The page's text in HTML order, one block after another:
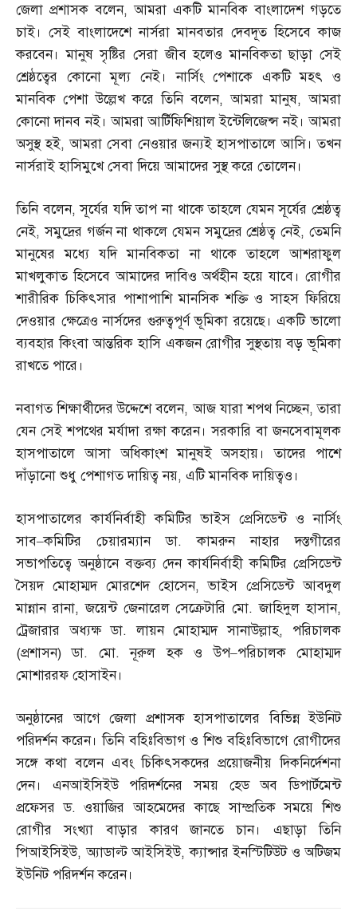
জেলা প্রশাসক বলেন,আমরা একটি মানবিক বাংলাদেশ গড়তে
চাই। সেই বাংলাদেশে নার্সরা মানবতার দেবদূত হিসেবে কাজ
করবেন। মানুষ সৃষ্টির সেরা জীব হলেও মানবিকতা ছাড়া সেই
শ্রেষ্ঠত্বের কোনো মূল্য নেই। নার্সিং পেশাকে একটি মহৎ ও
মানবিক পেশা উল্লেখ করে তিনি বলেন,আমরা মানুষ,আমরা
কোনো দানব নই। আমরা আর্টিফিশিয়াল ইন্টেলিজেন্স নই। আমরা
অসুস্থ হই,আমরা সেবা নেওয়ার জন্যই হাসপাতালে আসি। তখন
নার্সরাই হাসিমুখে সেবা দিয়ে আমাদের সুস্থ করে তোলেন।
তিনি বলেন,সূর্যের যদি তাপ না থাকে তাহলে যেমন সূর্যের শ্রেষ্ঠত্ব
নেই,সমুদ্রের গর্জন না থাকলে যেমন সমুদ্রের শ্রেষ্ঠত্ব নেই,তেমনি
মানুষের মধ্যে যদি মানবিকতা না থাকে তাহলে আশরাফুল
মাখলুকাত হিসেবে আমাদের দাবিও অর্থহীন হয়ে যাবে। রোগীর
শারীরিক চিকিৎসার পাশাপাশি মানসিক শক্তি ও সাহস ফিরিয়ে
দেওয়ার ক্ষেত্রেও নার্সদের গুরুত্বপূর্ণ ভূমিকা রয়েছে। একটি ভালো
ব্যবহার কিংবা আন্তরিক হাসি একজন রোগীর সুস্থতায় বড় ভূমিকা
রাখতে পারে।
নবাগত শিক্ষার্থীদের উদ্দেশে বলেন,আজ যারা শপথ নিচ্ছেন,তারা
যেন সেই শপথের মর্যাদা রক্ষা করেন। সরকারি বা জনসেবামূলক
হাসপাতালে আসা অধিকাংশ মানুষই অসহায়। তাদের পাশে
দাঁড়ানো শুধু পেশাগত দায়িত্ব নয়, এটি মানবিক দায়িত্বও।
হাসপাতালের কার্যনির্বাহী কমিটির ভাইস প্রেসিডেন্ট ও নার্সিং
সাব–কমিটির চেয়ারম্যান ডা.কামরুন নাহার দস্তগীরের
সভাপতিত্বে অনুষ্ঠানে বক্তব্য দেন কার্যনির্বাহী কমিটির প্রেসিডেন্ট
সৈয়দ মোহাম্মদ মোরশেদ হোসেন,ভাইস প্রেসিডেন্ট আবদুল
মান্নান রানা,জয়েন্ট জেনারেল সেক্রেটারি মো.জাহিদুল হাসান,
ট্রেজারার অধ্যক্ষ ডা.লায়ন মোহাম্মদ সানাউল্লাহ, পরিচালক
(প্রশাসন)ডা. মো.নূরুল হক ও উপ–পরিচালক মোহাম্মদ
মোশাররফ হোসাইন।
অনুষ্ঠানের আগে জেলা প্রশাসক হাসপাতালের বিভিন্ন ইউনিট
পরিদর্শন করেন। তিনি বহিঃবিভাগ ও শিশু বহিঃবিভাগে রোগীদের
সঙ্গে কথা বলেন এবং চিকিৎসকদের প্রয়োজনীয় দিকনির্দেশনা
দেন। এনআইসিইউ পরিদর্শনের সময় হেড অব ডিপার্টমেন্ট
প্রফেসর ড.ওয়াজির আহমেদের কাছে সাম্প্রতিক সময়ে শিশু
রোগীর সংখ্যা বাড়ার কারণ জানতে চান। এছাড়া তিনি
পিআইসিইউ,অ্যাডাল্ট আইসিইউ,ক্যান্সার ইনস্টিটিউট ও অটিজম
ইউনিট পরিদর্শন করেন।